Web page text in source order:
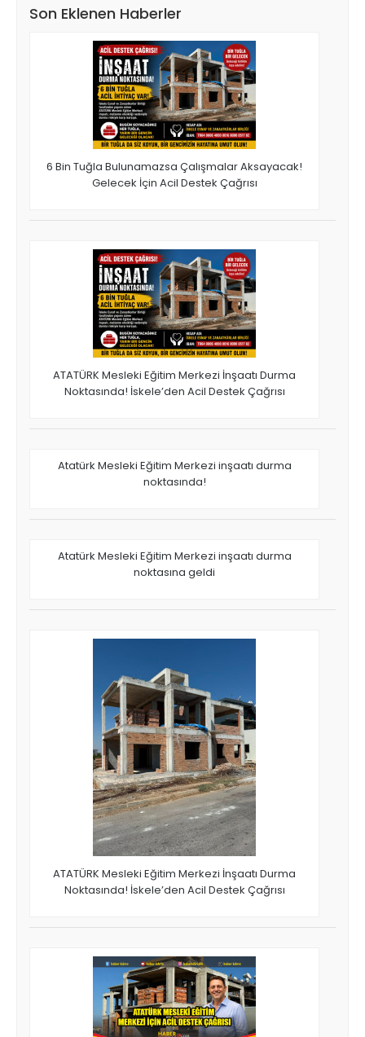
Son Eklenen Haberler
6 Bin Tuğla Bulunamazsa Çalışmalar Aksayacak!
Gelecek İçin Acil Destek Çağrısı
ATATÜRK Mesleki Eğitim Merkezi İnşaatı Durma
Noktasında! İskele’den Acil Destek Çağrısı
Atatürk Mesleki Eğitim Merkezi inşaatı durma
noktasında!
Atatürk Mesleki Eğitim Merkezi inşaatı durma
noktasına geldi
ATATÜRK Mesleki Eğitim Merkezi İnşaatı Durma
Noktasında! İskele’den Acil Destek Çağrısı